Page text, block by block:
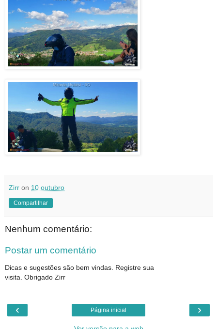
Zirr on 10 outubro
Compartilhar
Nenhum comentário:
Postar um comentário
Dicas e sugestões são bem vindas. Registre sua
visita. Obrigado Zirr
‹ ›
Página inicial